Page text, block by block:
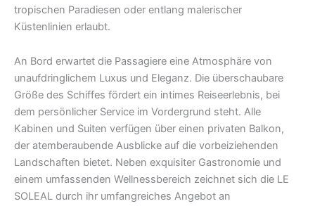
tropischen Paradiesen oder entlang malerischer
Küstenlinien erlaubt.
An Bord erwartet die Passagiere eine Atmosphäre von
unaufdringlichem Luxus und Eleganz. Die überschaubare
Größe des Schiffes fördert ein intimes Reiseerlebnis, bei
dem persönlicher Service im Vordergrund steht. Alle
Kabinen und Suiten verfügen über einen privaten Balkon,
der atemberaubende Ausblicke auf die vorbeiziehenden
Landschaften bietet. Neben exquisiter Gastronomie und
einem umfassenden Wellnessbereich zeichnet sich die LE
SOLEAL durch ihr umfangreiches Angebot an